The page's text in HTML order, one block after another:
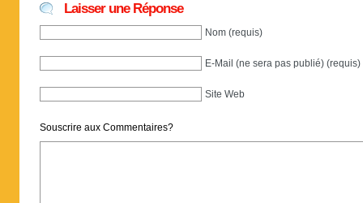
Laisser une Réponse
Nom (requis)
E-Mail (ne sera pas publié) (requis)
Site Web
Souscrire aux Commentaires?